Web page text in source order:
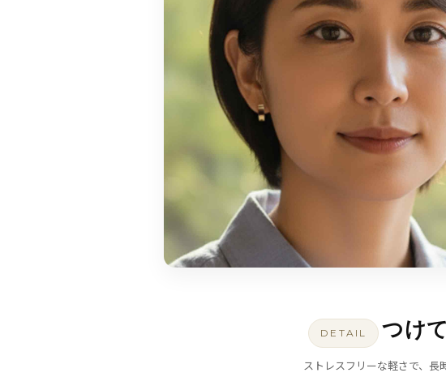
DETAIL つけ
ストレスフリーな軽さで、長